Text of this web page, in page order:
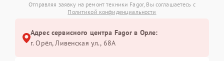
Отправляя заявку на ремонт техники Fagor, Вы соглашаетесь с
Политикой конфиденциальности
Адрес сервисного центра Fagor в Орле:
г. Орёл, Ливенская ул., 68А